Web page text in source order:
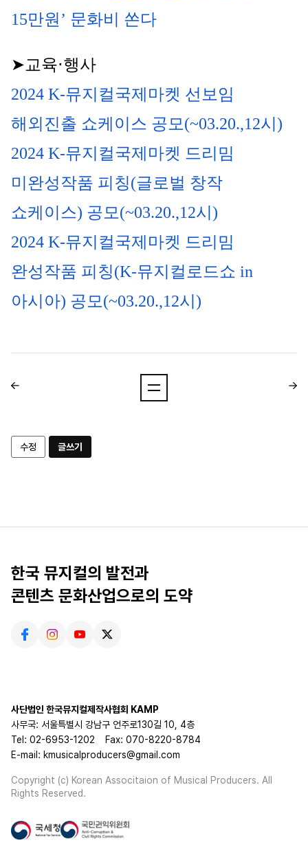
15만원’ 문화비 쏜다
➤교육⋅행사
2024 K-뮤지컬국제마켓 선보임
해외진출 쇼케이스 공모(~03.20.,12시)
2024 K-뮤지컬국제마켓 드리밈
미완성작품 피칭(글로벌 창작
쇼케이스) 공모(~03.20.,12시)
2024 K-뮤지컬국제마켓 드리밈
완성작품 피칭(K-뮤지컬로드쇼 in
아시아) 공모(~03.20.,12시)
수정 글쓰기
한국 뮤지컬의 발전과
콘텐츠 문화산업으로의 도약
사단법인 한국뮤지컬제작사협회 KAMP
사무국: 서울특별시 강남구 언주로130길 10, 4층
Tel: 02-6953-1202
Fax: 070-8220-8784
E-mail: kmusicalproducers@gmail.com
Copyright (c) Korean Associtaion of Musical Producers. All
Rights Reserved.